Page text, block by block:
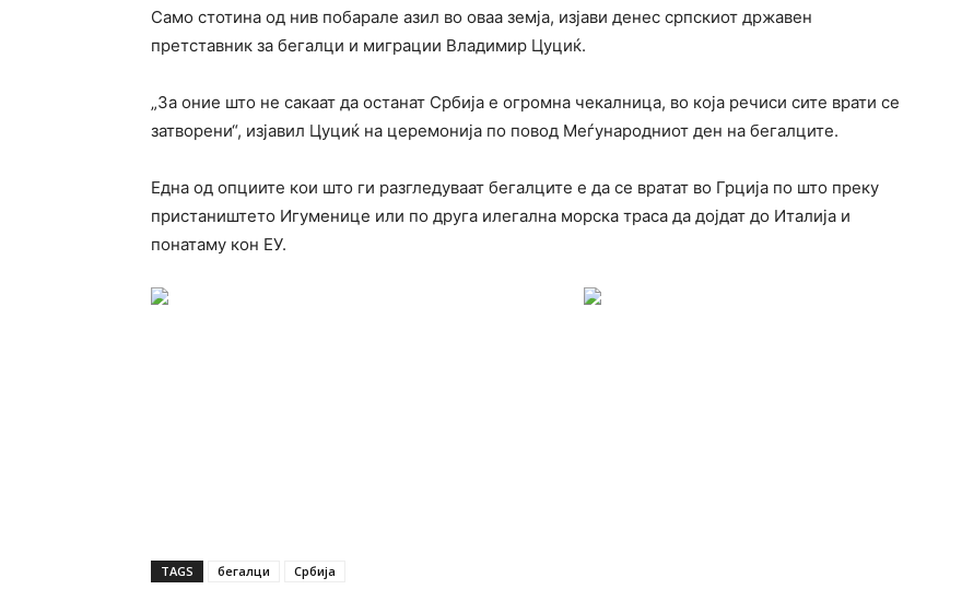
Само стотина од нив побарале азил во оваа земја, изјави денес српскиот државен
претставник за бегалци и миграции Владимир Цуциќ.
„За оние што не сакаат да останат Србија е огромна чекалница, во која речиси сите врати се
затворени“, изјавил Цуциќ на церемонија по повод Меѓународниот ден на бегалците.
Една од опциите кои што ги разгледуваат бегалците е да се вратат во Грција по што преку
пристаништето Игуменице или по друга илегална морска траса да дојдат до Италија и
понатаму кон ЕУ.
TAGS бегалци Србија